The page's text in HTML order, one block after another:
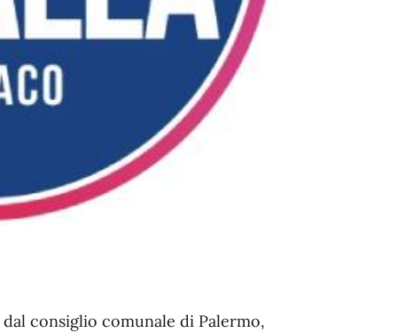
consiglio comunale di Palermo,